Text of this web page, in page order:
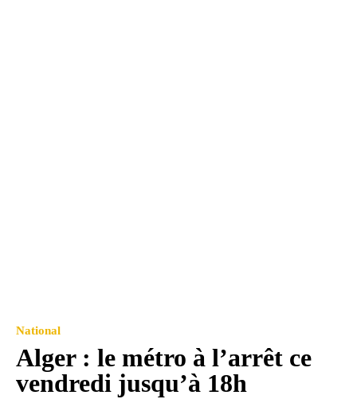
National
Alger : le métro à l’arrêt ce
vendredi jusqu’à 18h